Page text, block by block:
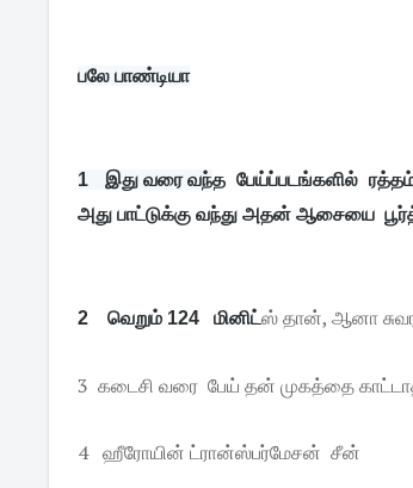
பலே பாண்டியா
1   இது வரை வந்த  பேய்ப்படங்களில்
அது பாட்டுக்கு வந்து அதன் ஆசையை
2    வெறும் 124   மினிட்ஸ் தான், ஆனா
3 கடைசி வரை பேய் தன் முகத்தை
4 ஹீரோயின் ட்ரான்ஸ்பர்மேசன் சீன்